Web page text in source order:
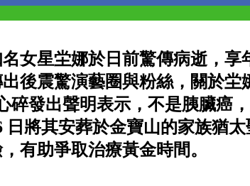
女星坣娜於日前驚傳病逝，享
後震驚演藝圈與粉絲，關於坣
發出聲明表示，不是胰臟癌，
將其安葬於⾦寶⼭的家族猶太
有助爭取治療黃金時間。